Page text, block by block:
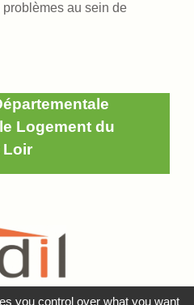
au sein de
Logement du
Loir
you control over what you want